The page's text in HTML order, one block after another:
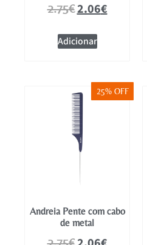
2.75€2.06€
Adicionar
25% OFF
Andreia Pente com cabo
de metal